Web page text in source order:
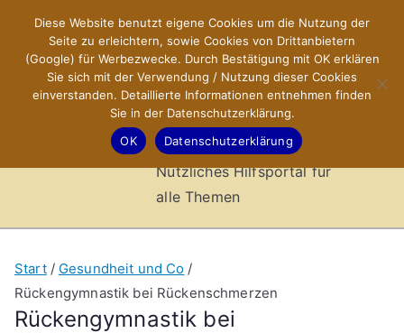
springen
X-Sites.de
–
Hilfsportal
Nützliches Hilfsportal für
alle Themen
Rückengymnastik bei
Start
Gesundheit und Co
Rückengymnastik bei Rückenschmerzen
Diese Website benutzt eigene Cookies um die Nutzung der
Seite zu erleichtern, sowie Cookies von Drittanbietern
(Google) für Werbezwecke. Durch Bestätigung mit OK erklären
Sie sich mit der Verwendung / Nutzung dieser Cookies
einverstanden. Detaillierte Informationen entnehmen finden
Sie in der Datenschutzerklärung.
OK
Datenschutzerklärung